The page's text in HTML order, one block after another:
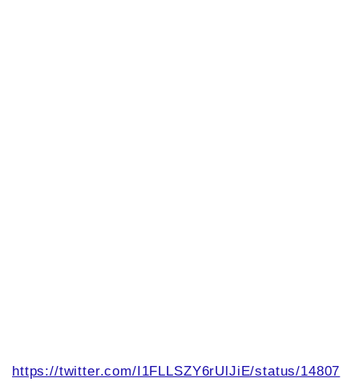
https://twitter.com/I1FLLSZY6rUlJiE/status/14807